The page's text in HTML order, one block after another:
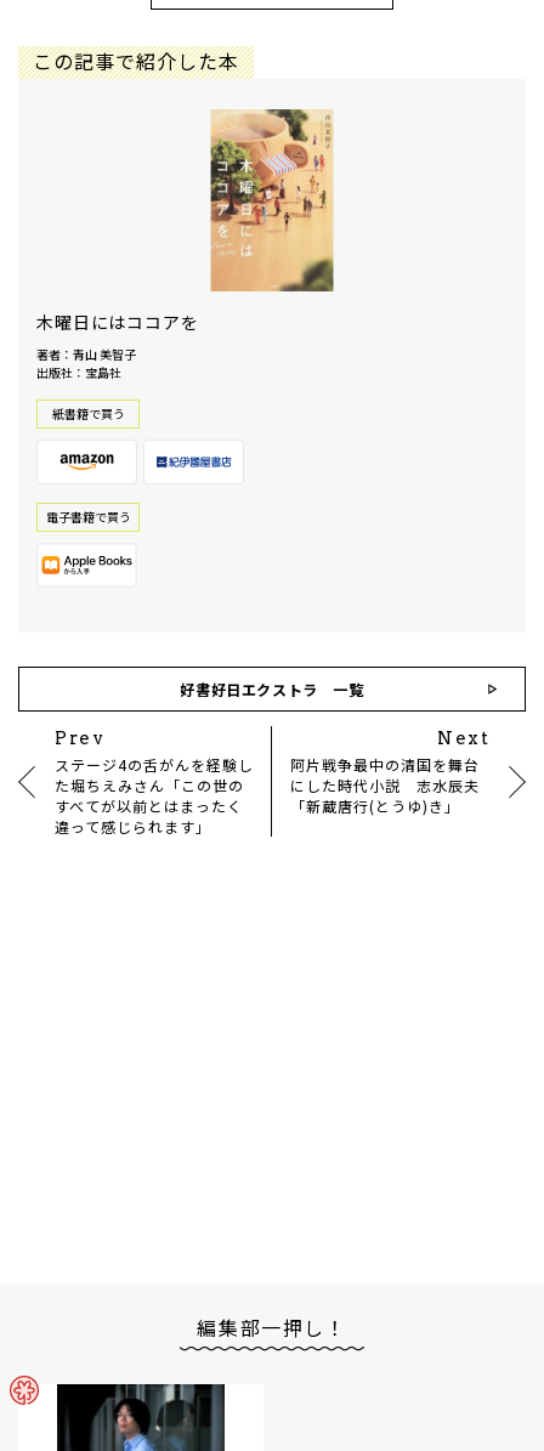
この記事で紹介した本
木曜日にはココアを
著者：青山 美智子
出版社：宝島社
紙書籍で買う
電⼦書籍で買う
好書好日エクストラ 一覧
Prev
ステージ4の舌がんを経験し
た堀ちえみさん「この世の
すべてが以前とはまったく
違って感じられます」
Next
阿片戦争最中の清国を舞台
にした時代小説 志水辰夫
「新蔵唐行(とうゆ)き」
編集部一押し！